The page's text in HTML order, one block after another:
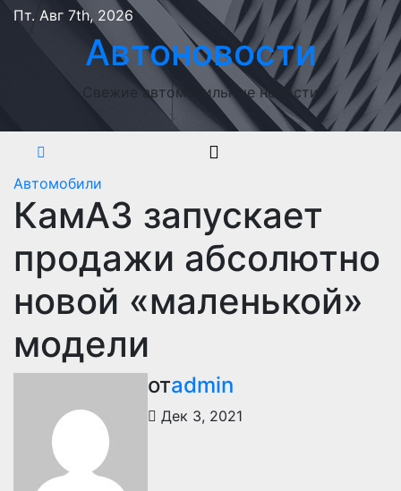
Перейти
содержимому
Пт. Авг 7th, 2026
Автоновости
Свежие автомобильные новости
Автомобили
КамАЗ запускает
продажи абсолютно
новой «маленькой»
модели
отadmin
Дек 3, 2021